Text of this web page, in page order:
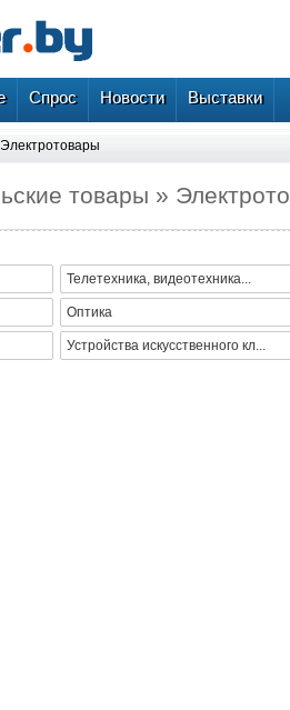
Спрос Новости Выставки
Электротовары
товары »
Телетехника, видеотехника...
Оптика
Устройства искусственного кл...